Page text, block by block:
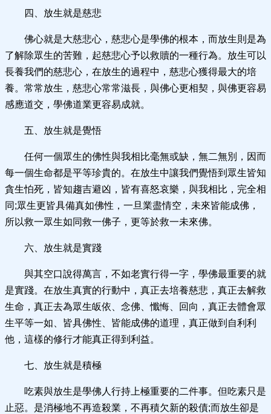
四、放生就是慈悲
佛心就是大慈悲心，慈悲心是學佛的根本，而放生則是為
了解除眾生的苦難，起慈悲心予以救贖的一種行為。放生可以
長養我們的慈悲心，在放生的過程中，慈悲心獲得最大的培
養。常常放生，慈悲心常常滋長，與佛心更相契，與佛更容易
感應道交，學佛道業更容易成就。
五、放生就是覺悟
任何一個眾生的佛性與我相比毫無或缺，無二無別，因而
每一個生命都是平等珍貴的。在放生中讓我們覺悟到眾生皆知
貪生怕死，皆知趨吉避凶，皆有喜怒哀樂，與我相比，完全相
同;眾生更皆具備真如佛性，一旦業盡情空，未來皆能成佛，
所以救一眾生如同救一佛子，更等於救一未來佛。
六、放生就是實踐
與其空口說得萬言，不如老實行得一字，學佛最重要的就
是實踐。在放生真實的行動中，真正去培養慈悲，真正去解救
生命，真正去為眾生皈依、念佛、懺悔、回向，真正去體會眾
生平等一如、皆具佛性、皆能成佛的道理，真正做到自利利
他，這樣的修行才能真正得到利益。
七、放生就是積極
吃素與放生是學佛人行持上極重要的二件事。但吃素只是
止惡。是消極地不再造殺業，不再積欠新的殺債;而放生卻是